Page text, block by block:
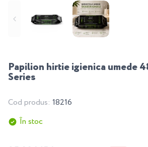
Papilion hirtie igienica umede
Series
Cod produs: 18216
În stoc